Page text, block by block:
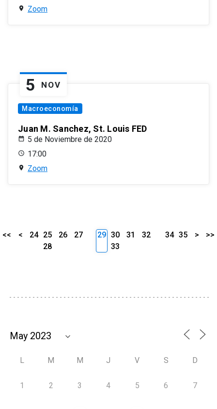
Zoom
5 NOV
Macroeconomía
Juan M. Sanchez, St. Louis FED
5 de Noviembre de 2020
17:00
Zoom
<< < 24 25 26
27
28
29 30 31
32
33
34 35 > >>
L M M J V S D
1 2 3 4 5 6 7